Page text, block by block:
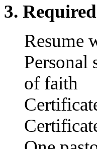
3.
Resume
Personal
of faith